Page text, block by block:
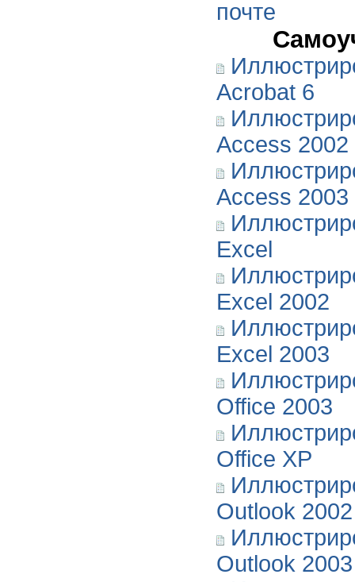
почте
Acrobat 6
Access 2002
Access 2003
Excel
Excel 2002
Excel 2003
Office 2003
Office XP
Outlook 2002
Outlook 2003